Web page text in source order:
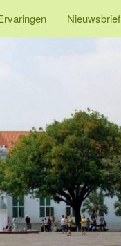
Nieuwsbrief